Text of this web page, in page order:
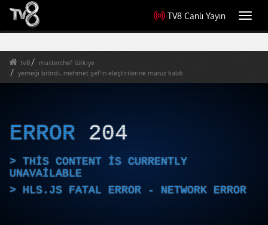
TV8 Canlı Yayın
tv8
masterchef türkiye
yemeği bitirdi, mehmet şef'in eleştirilerine maruz kaldı
ERROR 204
THIS CONTENT IS CURRENTLY
UNAVAILABLE
HLS.JS FATAL ERROR - NETWORK ERROR